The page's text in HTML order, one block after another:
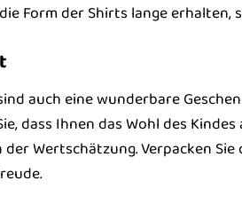
Form der Shirts lange erhalten,
auch eine wunderbare
dass Ihnen das Wohl des
Wertschätzung. Verpacken